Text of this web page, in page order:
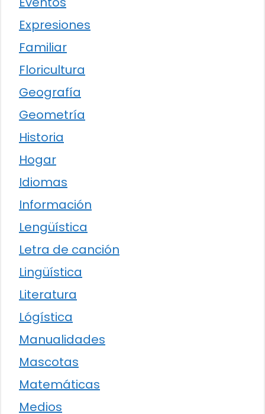
Expresiones
Familiar
Floricultura
Geografía
Geometría
Historia
Hogar
Idiomas
Información
Lengüística
Letra de canción
Lingüística
Literatura
Lógística
Manualidades
Mascotas
Matemáticas
Medios